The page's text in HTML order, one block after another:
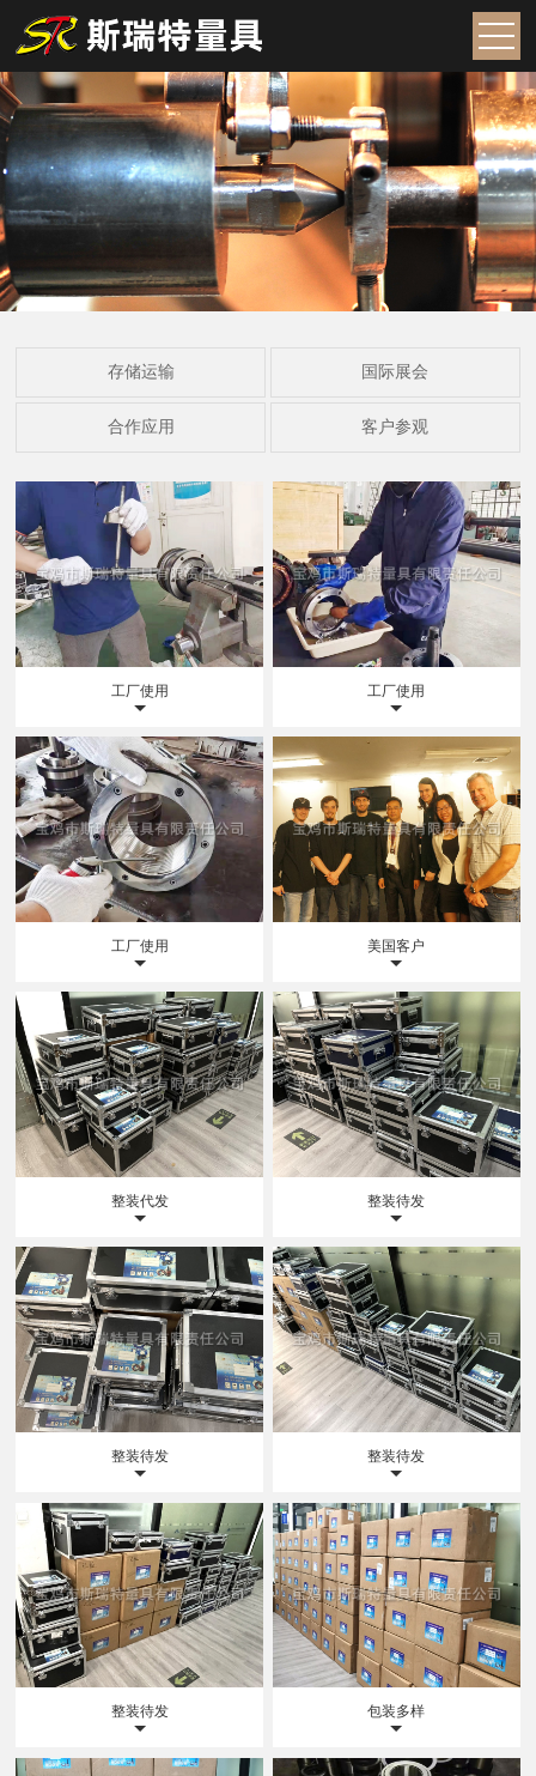
存储运输 国际展会
合作应用 客户参观
工厂使用 工厂使用
工厂使用 美国客户
整装代发 整装待发
整装待发 整装待发
整装待发 包装多样